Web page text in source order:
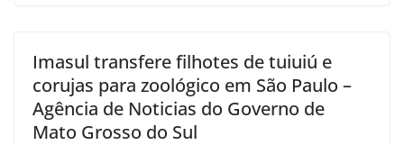
Imasul transfere filhotes de tuiuiú e
corujas para zoológico em São Paulo –
Agência de Noticias do Governo de
Mato Grosso do Sul